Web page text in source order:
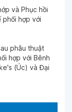
và Phục hồi
phối hợp với
phẫu thuật
hợp với Bênh
(Úc) và Đại